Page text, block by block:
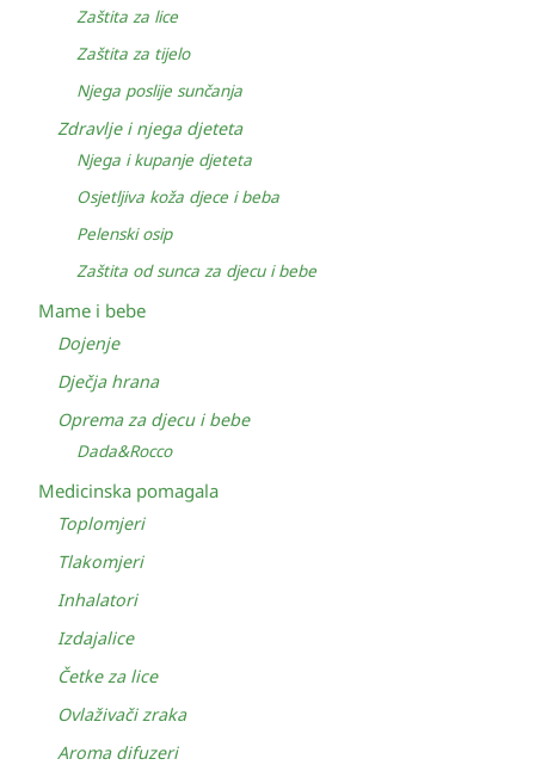
Zaštita za lice
Zaštita za tijelo
Njega poslije sunčanja
Zdravlje i njega djeteta
Njega i kupanje djeteta
Osjetljiva koža djece i beba
Pelenski osip
Zaštita od sunca za djecu i bebe
Mame i bebe
Dojenje
Dječja hrana
Oprema za djecu i bebe
Dada&Rocco
Medicinska pomagala
Toplomjeri
Tlakomjeri
Inhalatori
Izdajalice
Četke za lice
Ovlaživači zraka
Aroma difuzeri